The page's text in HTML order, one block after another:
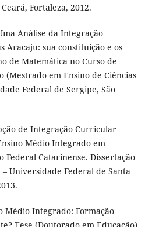
Fortaleza, 2012.
Análise da Integração
Aracaju: sua constituição e os
de Matemática no Curso de
(Mestrado em Ensino de Ciências
Federal de Sergipe, São
de Integração Curricular
Médio Integrado em
Catarinense. Dissertação
Universidade Federal de Santa
Médio Integrado: Formação